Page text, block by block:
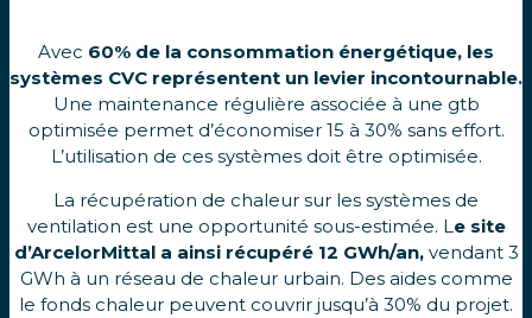
Avec 60% de la consommation énergétique, les
systèmes CVC représentent un levier incontournable.
Une maintenance régulière associée à une gtb
optimisée permet d’économiser 15 à 30% sans effort.
L’utilisation de ces systèmes doit être optimisée.
La récupération de chaleur sur les systèmes de
ventilation est une opportunité sous-estimée. Le site
d’ArcelorMittal a ainsi récupéré 12 GWh/an,vendant 3
GWh à un réseau de chaleur urbain. Des aides comme
le fonds chaleur peuvent couvrir jusqu’à 30% du projet.